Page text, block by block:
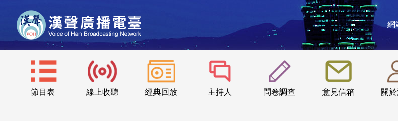
網
節目表 線上收聽 經典回放 主持人 問卷調查 意見信箱 關
:::